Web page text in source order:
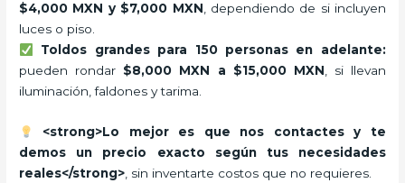
$4,000 MXN y $7,000 MXN, dependiendo de si incluyen
luces o piso.
Toldos grandes para 150 personas en adelante:
pueden rondar $8,000 MXN a $15,000 MXN, si llevan
iluminación, faldones y tarima.
<strong>Lo mejor es que nos contactes y te
demos un precio exacto según tus necesidades
reales</strong> , sin inventarte costos que no requieres.